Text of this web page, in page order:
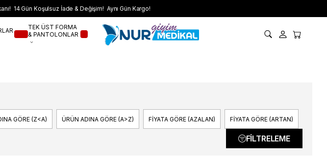
14 Gün Koşulsuz İade & Değişim! Aynı Gün Kargo!
TEK ÜST FORMA
& PANTOLONLAR
FIYATA GÖRE (ARTAN)
FIYATA GÖRE (AZALAN)
ÜRÜN ADINA GÖRE (A>Z)
GÖRE (Z<A)
FILTRELEME